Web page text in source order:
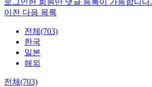
로그인한 회원만 댓글 등록이 가능합니다.
이전 다음 목록
전체(703)
한국
일본
해외
전체(703)